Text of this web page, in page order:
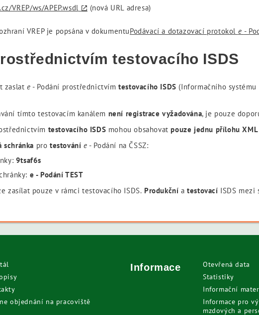
VREP/ws/APEP.wsdl (nová URL adresa)
VREP je popsána v dokumentuPodávací a dotazovací protokol e -
testovacího ISDS
zaslat e - Podání prostřednictvímtestovacího ISDS (Informačního
tímto testovacím kanálem není registrace vyžadována, je pouze
testovacího ISDS mohou obsahovatpouze jednu přílohu XML
schránka pro testování e - Podání na ČSSZ:
9tsaf6s
e - Podání TEST
zasílat pouze v rámci testovacího ISDS. Produkční atestovací ISDS mezi
objednání na pracoviště
Informace
Otevřená data
Statistiky
Informační
Informace pro
mzdových a